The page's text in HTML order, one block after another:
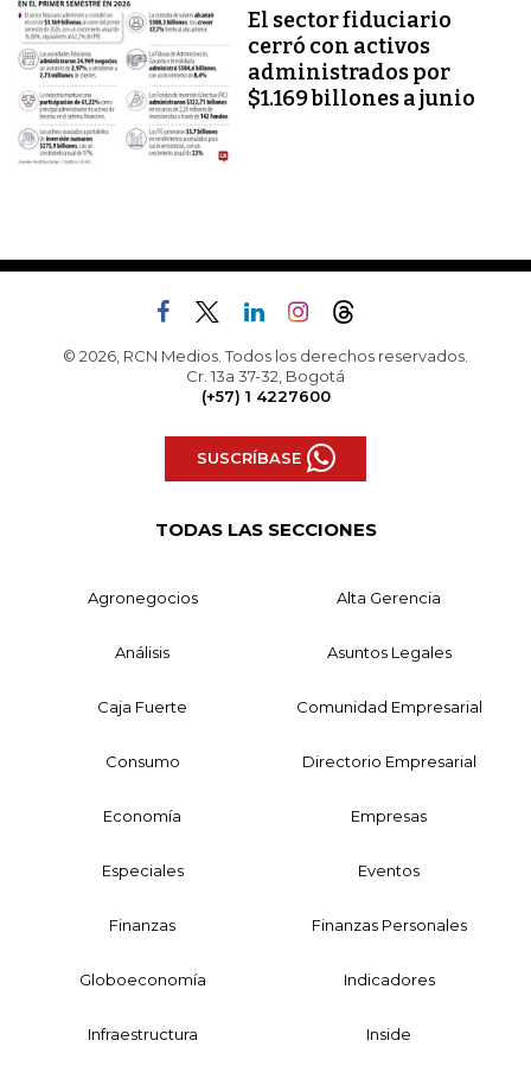
El sector fiduciario
cerró con activos
administrados por
$1.169 billones a junio
© 2026, RCN Medios. Todos los derechos reservados.
Cr. 13a 37-32, Bogotá
(+57) 1 4227600
SUSCRÍBASE
TODAS LAS SECCIONES
Agronegocios Alta Gerencia
Análisis Asuntos Legales
Caja Fuerte Comunidad Empresarial
Consumo Directorio Empresarial
Economía Empresas
Especiales Eventos
Finanzas Finanzas Personales
Globoeconomía Indicadores
Infraestructura Inside